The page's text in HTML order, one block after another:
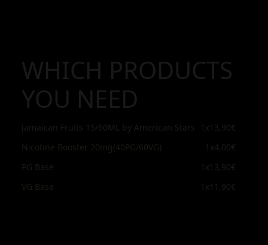
WHICH PRODUCTS
YOU NEED
Jamaican Fruits 15/60ML by American Stars 1x 13,90€
Nicotine Booster 20mg(40PG/60VG)
1x4,00€
PG Base
1x 13,90€
VG Base
1x 11,90€